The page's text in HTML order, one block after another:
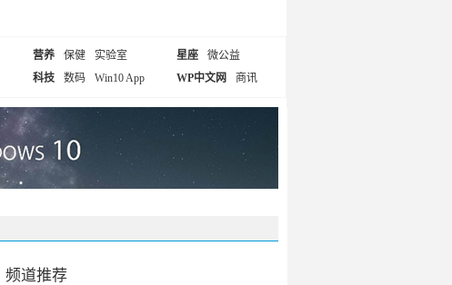
营养 保健
实验室
科技
数码 Win10 App
星座
微公益
WP中文网
商讯
频道推荐